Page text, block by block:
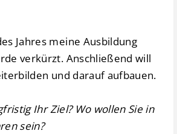
Jahres meine Ausbildung
verkürzt. Anschließend will
und darauf aufbauen.
Ihr Ziel? Wo wollen Sie in
sein?